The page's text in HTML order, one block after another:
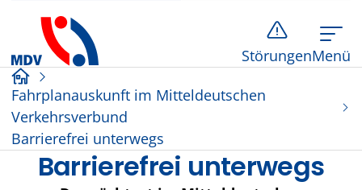
StörungenMenü
Startseite
Fahrplanauskunft im Mitteldeutschen
Verkehrsverbund
Barrierefrei unterwegs
Barrierefrei unterwegs